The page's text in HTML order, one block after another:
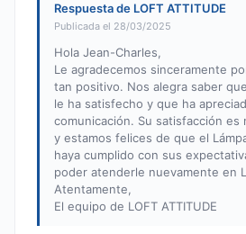
Respuesta de LOFT ATTITUDE
Publicada el 28/03/2025
Hola Jean-Charles,
Le agradecemos sinceramente
tan positivo. Nos alegra saber
le ha satisfecho y que ha
comunicación. Su satisfacción es
y estamos felices de que el
haya cumplido con sus
poder atenderle nuevamente en
Atentamente,
El equipo de LOFT ATTITUDE